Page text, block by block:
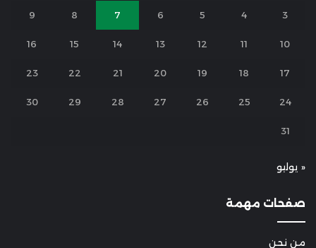
3
4
5
6
7
8
9
10
11
12
13
14
15
16
17
18
19
20
21
22
23
24
25
26
27
28
29
30
31
« يوليو
صفحات مهمة
من نحن